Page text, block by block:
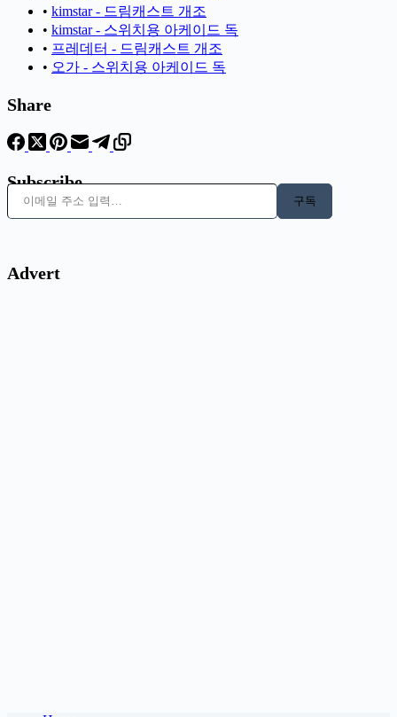
• kimstar - 드림캐스트 개조
• kimstar - 스위치용 아케이드 독
• 프레데터 - 드림캐스트 개조
• 오가 - 스위치용 아케이드 독
Share
Subscribe
이메일 주소 입력…
구독
Advert